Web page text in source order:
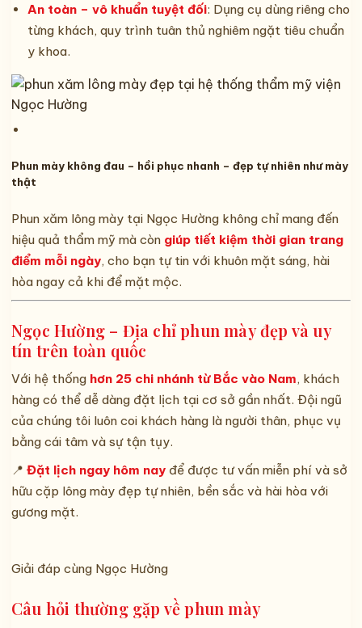
An toàn – vô khuẩn tuyệt đối: Dụng cụ dùng riêng cho
từng khách, quy trình tuân thủ nghiêm ngặt tiêu chuẩn
y khoa.
Phun mày không đau – hồi phục nhanh – đẹp tự nhiên như mày
thật
Phun xăm lông mày tại Ngọc Hường không chỉ mang đến
hiệu quả thẩm mỹ mà còn giúp tiết kiệm thời gian trang
điểm mỗi ngày, cho bạn tự tin với khuôn mặt sáng, hài
hòa ngay cả khi để mặt mộc.
Ngọc Hường – Địa chỉ phun mày đẹp và uy
tín trên toàn quốc
Với hệ thống hơn 25 chi nhánh từ Bắc vào Nam, khách
hàng có thể dễ dàng đặt lịch tại cơ sở gần nhất. Đội ngũ
của chúng tôi luôn coi khách hàng là người thân, phục vụ
bằng cái tâm và sự tận tụy.
📍 Đặt lịch ngay hôm nay để được tư vấn miễn phí và sở
hữu cặp lông mày đẹp tự nhiên, bền sắc và hài hòa với
gương mặt.
Giải đáp cùng Ngọc Hường
Câu hỏi thường gặp về phun mày